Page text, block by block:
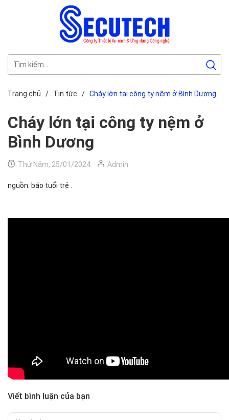
Trang chủ / Tin tức / Cháy lớn tại công ty nệm ở Bình Dương
Cháy lớn tại công ty nệm ở
Bình Dương
Thứ Năm, 25/01/2024 Admin
nguồn: báo tuổi trẻ .
Viết bình luận của bạn